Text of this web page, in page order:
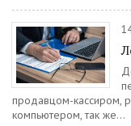
продавцом-кассиром,
компьютером, так же...